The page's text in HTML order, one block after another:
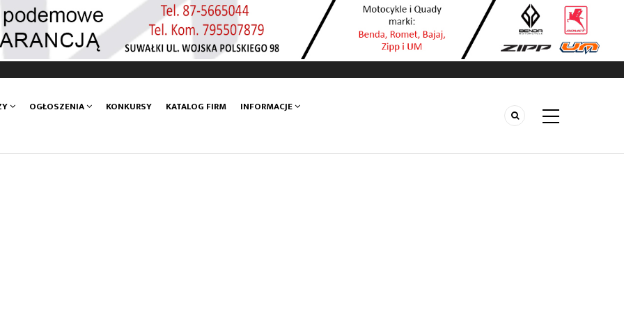
OGŁOSZENIA KONKURSY KATALOG FIRM INFORMACJE